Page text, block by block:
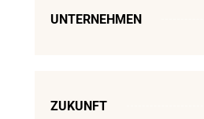
UNTERNEHMEN
ZUKUNFT